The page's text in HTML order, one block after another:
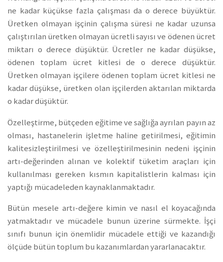
ne kadar küçükse fazla çalışması da o derece büyüktür.
Üretken olmayan işçinin çalışma süresi ne kadar uzunsa
çalıştırılan üretken olmayan ücretli sayısı ve ödenen ücret
miktarı o derece düşüktür. Ücretler ne kadar düşükse,
ödenen toplam ücret kitlesi de o derece düşüktür.
Üretken olmayan işçilere ödenen toplam ücret kitlesi ne
kadar düşükse, üretken olan işçilerden aktarılan miktarda
o kadar düşüktür.
Özelleştirme, bütçeden eğitime ve sağlığa ayrılan payın az
olması, hastanelerin işletme haline getirilmesi, eğitimin
kalitesizleştirilmesi ve özelleştirilmesinin nedeni işçinin
artı-değerinden alınan ve kolektif tüketim araçları için
kullanılması gereken kısmın kapitalistlerin kalması için
yaptığı mücadeleden kaynaklanmaktadır.
Bütün mesele artı-değere kimin ve nasıl el koyacağında
yatmaktadır ve mücadele bunun üzerine sürmekte. İşçi
sınıfı bunun için önemlidir mücadele ettiği ve kazandığı
ölçüde bütün toplum bu kazanımlardan yararlanacaktır.